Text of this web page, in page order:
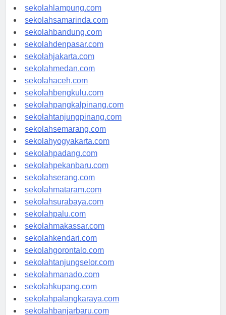
sekolahpalembang.com
sekolahlampung.com
sekolahsamarinda.com
sekolahbandung.com
sekolahdenpasar.com
sekolahjakarta.com
sekolahmedan.com
sekolahaceh.com
sekolahbengkulu.com
sekolahpangkalpinang.com
sekolahtanjungpinang.com
sekolahsemarang.com
sekolahyogyakarta.com
sekolahpadang.com
sekolahpekanbaru.com
sekolahserang.com
sekolahmataram.com
sekolahsurabaya.com
sekolahpalu.com
sekolahmakassar.com
sekolahkendari.com
sekolahgorontalo.com
sekolahtanjungselor.com
sekolahmanado.com
sekolahkupang.com
sekolahpalangkaraya.com